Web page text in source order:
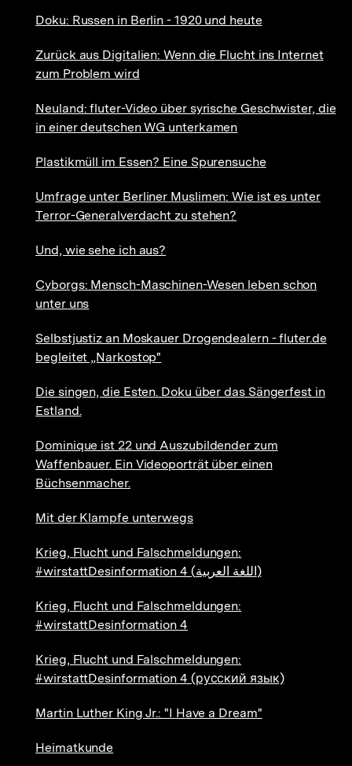
Doku: Russen in Berlin - 1920 und heute
Zurück aus Digitalien: Wenn die Flucht ins Internet
zum Problem wird
Neuland: fluter-Video über syrische Geschwister, die
in einer deutschen WG unterkamen
Plastikmüll im Essen? Eine Spurensuche
Umfrage unter Berliner Muslimen: Wie ist es unter
Terror-Generalverdacht zu stehen?
Und, wie sehe ich aus?
Cyborgs: Mensch-Maschinen-Wesen leben schon
unter uns
Selbstjustiz an Moskauer Drogendealern - fluter.de
begleitet „Narkostop"
Die singen, die Esten. Doku über das Sängerfest in
Estland.
Dominique ist 22 und Auszubildender zum
Waffenbauer. Ein Videoporträt über einen
Büchsenmacher.
Mit der Klampfe unterwegs
Krieg, Flucht und Falschmeldungen:
#wirstattDesinformation 4 (اللغة العربية)
Krieg, Flucht und Falschmeldungen:
#wirstattDesinformation 4
Krieg, Flucht und Falschmeldungen:
#wirstattDesinformation 4 (русский язык)
Martin Luther King Jr.: "I Have a Dream"
Heimatkunde